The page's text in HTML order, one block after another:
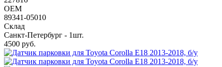
OEM
89341-05010
Склад
Санкт-Петербург - 1шт.
4500 руб.